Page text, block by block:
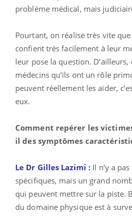
problème médical, mais
Pourtant, on réalise très vite
confient très facilement à leur
leur pose la question.
médecins qu’ils ont un rôle
peuvent réellement les aider,
eux.
Comment repérer les
il des symptômes
Le Dr Gilles Lazimi : Il n’y a
spécifiques, mais un grand
qui peuvent mettre sur la piste.
du domaine physique est à